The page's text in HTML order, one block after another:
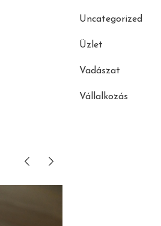
Uncategorized
Üzlet
Vadászat
Vállalkozás